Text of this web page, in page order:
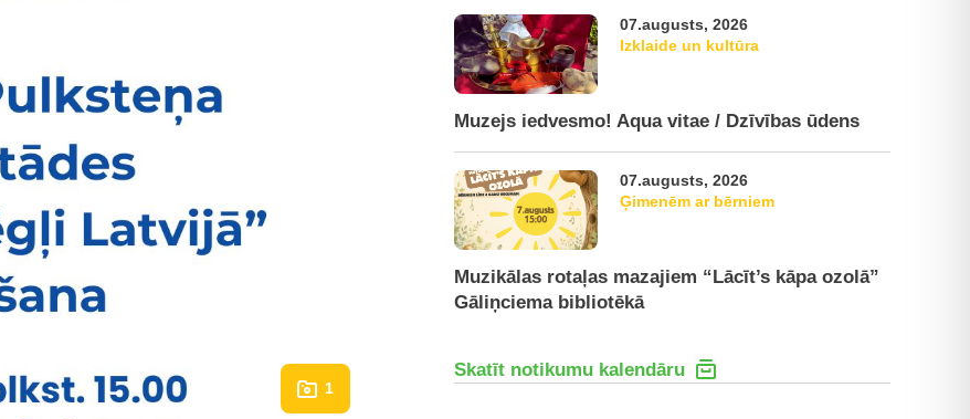
1
07.augusts, 2026
Izklaide un kultūra
Muzejs iedvesmo! Aqua vitae / Dzīvības ūdens
07.augusts, 2026
Ģimenēm ar bērniem
Muzikālas rotaļas mazajiem “Lācīt’s kāpa ozolā”
Gāliņciema bibliotēkā
Skatīt notikumu kalendāru